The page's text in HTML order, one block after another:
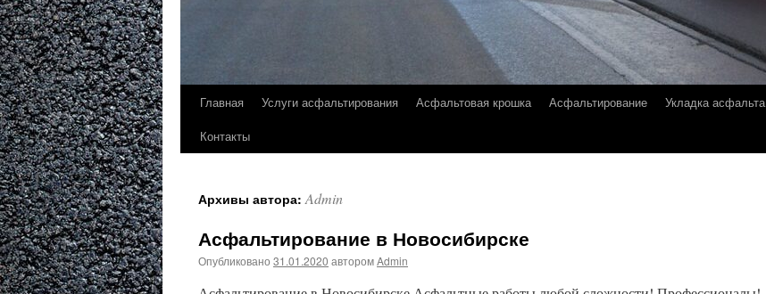
Главная Услуги асфальтирования Асфальтовая крошка Асфальтирование Укладка асфальта
Контакты
Архивы автора:Admin
Асфальтирование в Новосибирске
Опубликовано 31.01.2020 авторомAdmin